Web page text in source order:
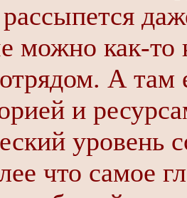
рассыпется
можно как-то
А там
и
уровень
что самое